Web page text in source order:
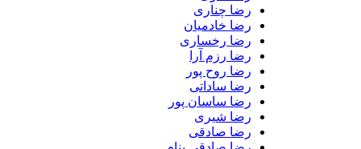
رضا چناری
رضا خادمیان
رضا رخساری
رضا رزم آرا
رضا روح پور
رضا ساداتی
رضا ساسان پور
رضا شیری
رضا صادقی